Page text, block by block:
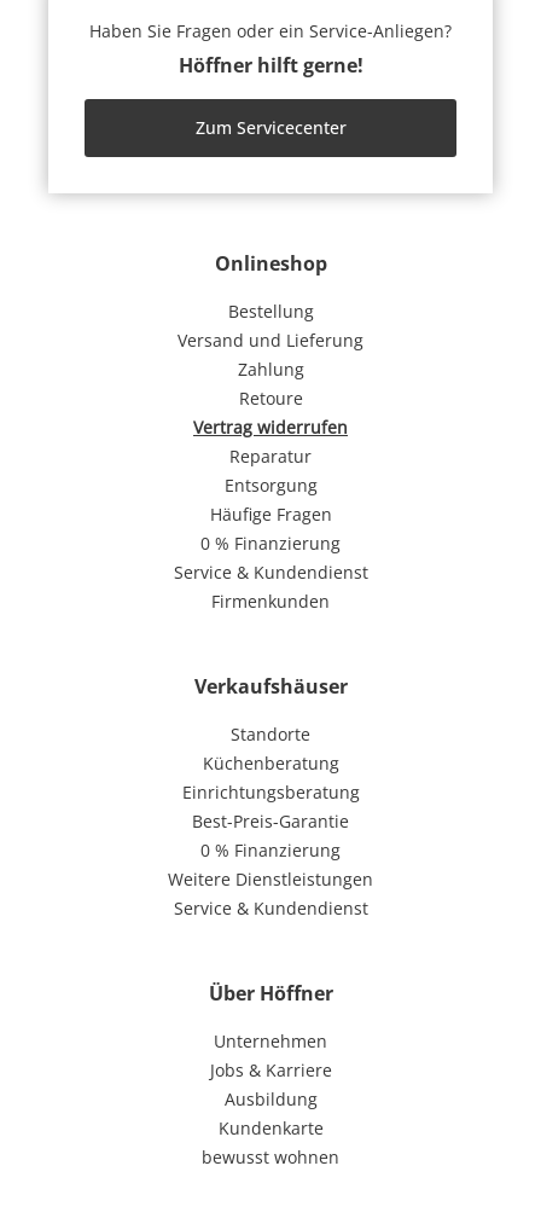
Onlineshop
Bestellung
Versand und Lieferung
Zahlung
Retoure
Vertrag widerrufen
Reparatur
Entsorgung
Häufige Fragen
0 % Finanzierung
Service & Kundendienst
Firmenkunden
Verkaufshäuser
Standorte
Küchenberatung
Einrichtungsberatung
Best-Preis-Garantie
0 % Finanzierung
Weitere Dienstleistungen
Service & Kundendienst
Über Höffner
Unternehmen
Jobs & Karriere
Ausbildung
Kundenkarte
bewusst wohnen
Haben Sie Fragen oder ein Service-Anliegen?
Höffner hilft gerne!
Zum Servicecenter